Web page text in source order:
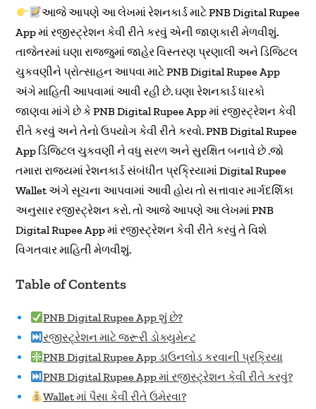
આજે આપણે આ લેખમાં રેશનકાર્ડ માટે PNB Digital Rupee
App માં રજીસ્ટ્રેશન કેવી રીતે કરવું એની જાણકારી મેળવીશું.
તાજેતરમાં ઘણા રાજ્જુમાં જાહેર વિસ્તરણ પ્રણાલી અને ડિજિટલ
ચુકવણીને પ્રોત્સાહન આપવા માટે PNB Digital Rupee App
અંગે માહિતી આપવામાં આવી રહી છે. ઘણા રેશનકાર્ડ ધારકો
જાણવા માંગે છે કે PNB Digital Rupee App માં રજીસ્ટ્રેશન કેવી
રીતે કરવું અને તેનો ઉપયોગ કેવી રીતે કરવો. PNB Digital Rupee
App ડિજિટલ ચુકવણી ને વધુ સરળ અને સુરક્ષિત બનાવે છે .જો
તમારા રાજ્યમાં રેશનકાર્ડ સંબંધીત પ્રક્રિયામાં Digital Rupee
Wallet અંગે સૂચના આપવામાં આવી હોય તો સત્તાવાર માર્ગદર્શિકા
અનુસાર રજીસ્ટ્રેશન કરો. તો આજે આપણે આ લેખમાં PNB
Digital Rupee App માં રજીસ્ટ્રેશન કેવી રીતે કરવું તે વિશે
વિગતવાર માહિતી મેળવીશું.
Table of Contents
PNB Digital Rupee App શું છે?
રજીસ્ટ્રેશન માટે જરૂરી ડોક્યુમેન્ટ
PNB Digital Rupee App ડાઉનલોડ કરવાની પ્રક્રિયા
PNB Digital Rupee App માં રજીસ્ટ્રેશન કેવી રીતે કરવું?
Wallet માં પૈસા કેવી રીતે ઉમેરવા?